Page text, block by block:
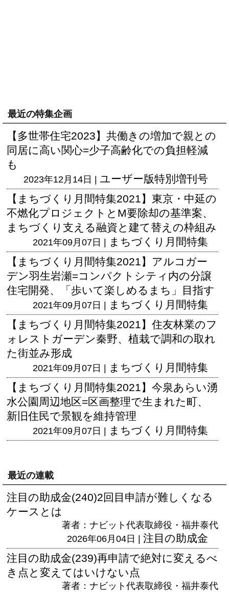
最近の特集企画
【多世帯住宅2023】共働きの増加で親との
同居に高い関心=少子高齢化での負担軽減
も
2023年12月14日 | ユーザー版特別増刊号
【まちづくり月間特集2021】東京・中延の
不燃化プロジェクトとM要除却の基準案、
まちづくり支える融資と建て替えの枠組み
2021年09月07日 | まちづくり月間特集
【まちづくり月間特集2021】アルコガー
デン羽生岩瀬=コンパクトシティ内の分譲
住宅開発、「歩いて楽しめるまち」目指す
2021年09月07日 | まちづくり月間特集
【まちづくり月間特集2021】住友林業のフ
ォレストガーデン秦野、植栽で調和の取れ
た街並み形成
2021年09月07日 | まちづくり月間特集
【まちづくり月間特集2021】今泉あらい湧
水公園周辺地区=区画整理で生まれた町、
新旧住民で景観を維持管理
2021年09月07日 | まちづくり月間特集
最近の連載
注目の助成金(240)2回目申請が難しくなる
ケースとは
著者：ナビット代表取締役・福井泰代
2026年06月04日 | 注目の助成金
注目の助成金(239)再申請で絶対に変えるべ
き点と変えてはいけない点
著者：ナビット代表取締役・福井泰代